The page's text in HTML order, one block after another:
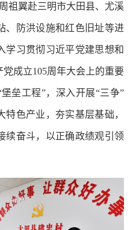
翼赴三明市大田县、尤溪
、防洪设施和红色旧址等进
学习贯彻习近平党建思想和
成立105周年大会上的重要
垒工程”，深入开展“三争”
色产业，夯实基层基础，
续奋斗，以正确政绩观引领